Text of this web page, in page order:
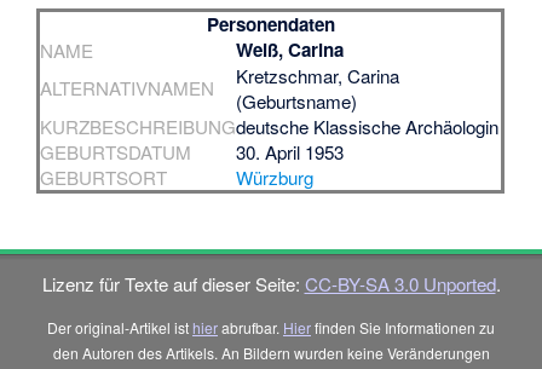
Personendaten
NAME Weiß, Carina
ALTERNATIVNAMEN
Kretzschmar, Carina
(Geburtsname)
KURZBESCHREIBUNGdeutsche Klassische Archäologin
GEBURTSDATUM
30. April 1953
GEBURTSORT
Würzburg
Lizenz für Texte auf dieser Seite: CC-BY-SA 3.0 Unported.
Der original-Artikel ist hierabrufbar. Hierfinden Sie Informationen zu
den Autoren des Artikels. An Bildern wurden keine Veränderungen